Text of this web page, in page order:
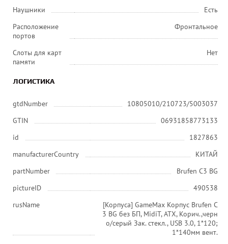
Наушники
Есть
Расположение
портов
Фронтальное
Слоты для карт
памяти
Нет
ЛОГИСТИКА
gtdNumber
10805010/210723/5003037
GTIN
06931858773133
id
1827863
manufacturerCountry
КИТАЙ
partNumber
Brufen C3 BG
pictureID
490538
rusName
[Корпуса] GameMax Корпус Brufen C
3 BG без БП, MidiT, ATX, Корич.,черн
о/серый Зак. стекл., USB 3.0, 1*120;
1*140мм вент.